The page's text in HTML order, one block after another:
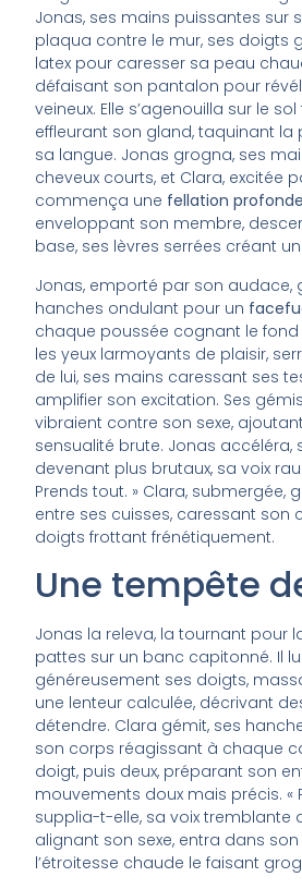
Jonas, ses mains puissantes sur
plaqua contre le mur, ses doigts
latex pour caresser sa peau
défaisant son pantalon pour
veineux. Elle s’agenouilla sur le
effleurant son gland, taquinant la
sa langue. Jonas grogna, ses
cheveux courts, et Clara, excitée
commença une fellation
enveloppant son membre,
base, ses lèvres serrées créant
Jonas, emporté par son audace,
hanches ondulant pour un
chaque poussée cognant le
les yeux larmoyants de plaisir,
de lui, ses mains caressant ses
amplifier son excitation. Ses
vibraient contre son sexe,
sensualité brute. Jonas accéléra,
devenant plus brutaux, sa voix
Prends tout. » Clara, submergée,
entre ses cuisses, caressant son
doigts frottant frénétiquement.
Une tempête
Jonas la releva, la tournant pour
pattes sur un banc capitonné. Il
généreusement ses doigts,
une lenteur calculée, décrivant
détendre. Clara gémit, ses
son corps réagissant à chaque
doigt, puis deux, préparant son
mouvements doux mais précis. «
supplia-t-elle, sa voix tremblante
alignant son sexe, entra dans
l’étroitesse chaude le faisant